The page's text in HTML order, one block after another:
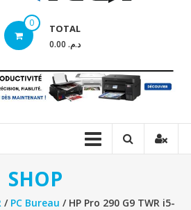
0 TOTAL
د.م. 0.00
SHOP
/ PC Bureau / HP Pro 290 G9 TWR i5-